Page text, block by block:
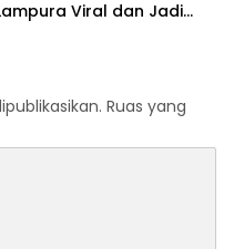
Viral dan Jadi
Ruas yang